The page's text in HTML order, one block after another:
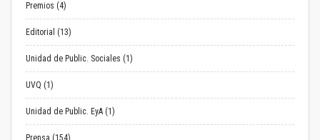
Premios (4)
Editorial (13)
Unidad de Public. Sociales (1)
UVQ (1)
Unidad de Public. EyA (1)
Prensa (154)